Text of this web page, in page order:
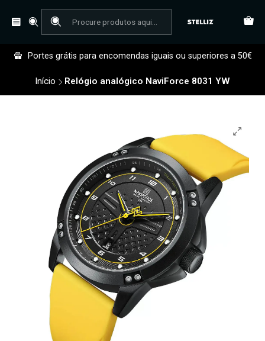
Portes grátis para encomendas iguais ou superiores a 50€
Início Relógio analógico NaviForce 8031 YW